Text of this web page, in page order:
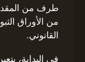
طرف من
من الأوراق
القانوني.
في البداية،